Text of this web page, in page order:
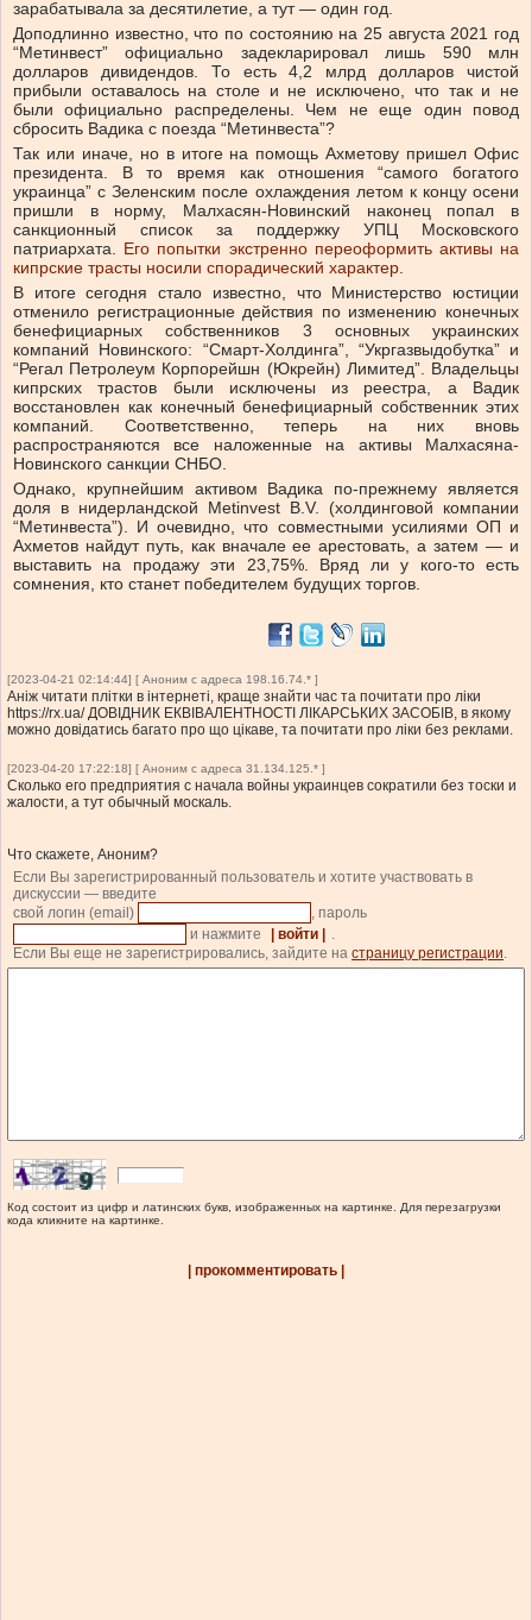
зарабатывала за десятилетие, а тут — один год.
Доподлинно известно, что по состоянию на 25 августа 2021 год
“Метинвест” официально задекларировал лишь 590 млн
долларов дивидендов. То есть 4,2 млрд долларов чистой
прибыли оставалось на столе и не исключено, что так и не
были официально распределены. Чем не еще один повод
сбросить Вадика с поезда “Метинвеста”?
Так или иначе, но в итоге на помощь Ахметову пришел Офис
президента. В то время как отношения “самого богатого
украинца” с Зеленским после охлаждения летом к концу осени
пришли в норму, Малхасян-Новинский наконец попал в
санкционный список за поддержку УПЦ Московского
патриархата. Его попытки экстренно переоформить активы на
кипрские трасты носили спорадический характер
В итоге сегодня стало известно, что Министерство юстиции
отменило регистрационные действия по изменению конечных
бенефициарных собственников 3 основных украинских
компаний Новинского: “Смарт-Холдинга”, “Укргазвыдобутка” и
“Регал Петролеум Корпорейшн (Юкрейн) Лимитед”. Владельцы
кипрских трастов были исключены из реестра, а Вадик
восстановлен как конечный бенефициарный собственник этих
компаний. Соответственно, теперь на них вновь
распространяются все наложенные на активы Малхасяна-
Новинского санкции СНБО.
Однако, крупнейшим активом Вадика по-прежнему является
доля в нидерландской Metinvest B.V. (холдинговой компании
“Метинвеста”). И очевидно, что совместными усилиями ОП и
Ахметов найдут путь, как вначале ее арестовать, а затем — и
выставить на продажу эти 23,75%. Вряд ли у кого-то есть
сомнения, кто станет победителем будущих торгов.
[2023-04-21 02:14:44] [ Аноним с адреса 198.16.74.* ]
Аніж читати плітки в інтернеті, краще знайти час та почитати про ліки
https://rx.ua/ ДОВІДНИК ЕКВІВАЛЕНТНОСТІ ЛІКАРСЬКИХ ЗАСОБІВ, в якому
можно довідатись багато про що цікаве, та почитати про ліки без реклами.
[2023-04-20 17:22:18] [ Аноним с адреса 31.134.125.* ]
Сколько его предприятия с начала войны украинцев сократили без тоски и
жалости, а тут обычный москаль.
Что скажете, Аноним?
Если Вы зарегистрированный пользователь и хотите участвовать в
дискуссии — введите
свой логин (email)
, пароль
и нажмите
| войти |
Если Вы еще не зарегистрировались, зайдите на страницу регистрации
Код состоит из цифр и латинских букв, изображенных на картинке. Для перезагрузки
кода кликните на картинке.
| прокомментировать |